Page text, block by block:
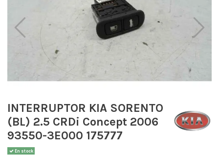
INTERRUPTOR KIA SORENTO
(BL) 2.5 CRDi Concept 2006
93550-3E000 175777
En stock